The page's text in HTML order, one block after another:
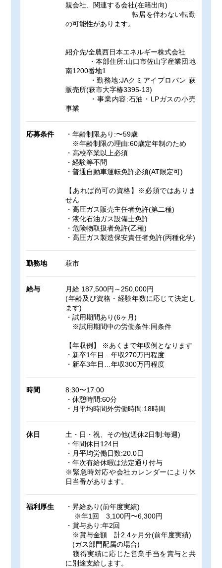
親会社、関連する会社(在籍出向)
転居を伴わない転勤
の可能性があります。
紹介先/全農西日本エネルギー株式会社
・本部住所:山口市佐山字産業団地
南1200番地1
・勤務地:JAクミアイプロパン 萩
販売所(萩市大字椿3395-13)
・事業内容:石油・LPガスの小売
事業
応募条件
・年齢制限あり:〜59歳
※年齢制限の理由:60歳定年制のため
・高校卒業以上必須
・経験等不問
・普通自動車運転免許必須(AT限定可)
【あれば尚可の資格】※必須ではありま
せん
・高圧ガス販売主任者免許(第二種)
・液化石油ガス設備士免許
・危険物取扱者免許(乙種)
・高圧ガス製造保安責任者免許(丙種化学)
勤務地 萩市
給与
月給 187,500円～250,000円
(年齢及び資格・経験年数に応じて決定し
ます)
・試用期間あり(6ヶ月)
※試用期間中の労働条件:同条件
【年収例】 ※あくまで年収例となります
・新卒1年目…年収270万円程度
・新卒3年目…年収300万円程度
時間
8:30〜17:00
・休憩時間:60分
・月平均時間外労働時間:18時間
休日
土・日・祝、その他(週休2日制:毎週)
・年間休日124日
・月平均労働日数:20.0日
・年次有給休暇は法定通り付与
※緊急時対応や会社カレンダーにより休
日当番があります。
福利厚生
・昇給あり(前年度実績)
※年1回 3,100円〜6,300円
・賞与あり:年2回
※賞与金額 計2.4ヶ月分(前年度実績)
(ガス部門配属の場合)
獲得実績に応じた営業手当を賞与と共
に別途支給します。